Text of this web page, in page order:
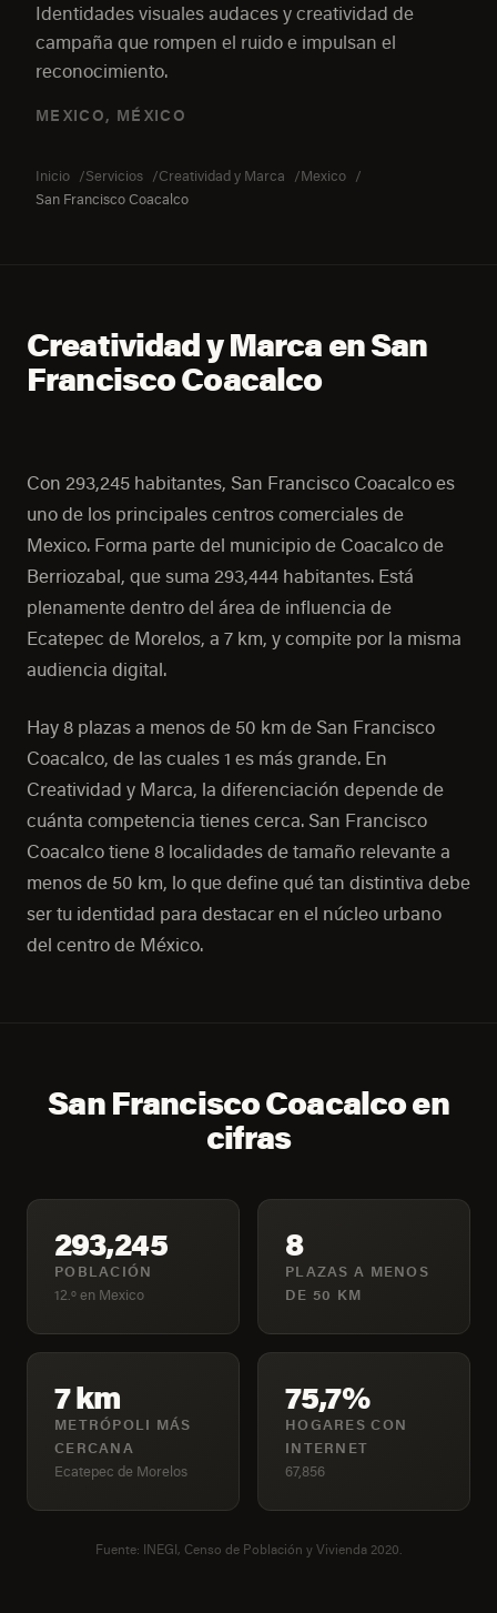
Identidades visuales audaces y creatividad de
campaña que rompen el ruido e impulsan el
reconocimiento.
MEXICO, MÉXICO
Inicio Servicios Creatividad y Marca
Mexico
San Francisco Coacalco
Creatividad y Marca en San
Francisco Coacalco
Con 293,245 habitantes, San Francisco Coacalco es
uno de los principales centros comerciales de
Mexico. Forma parte del municipio de Coacalco de
Berriozabal, que suma 293,444 habitantes. Está
plenamente dentro del área de influencia de
Ecatepec de Morelos, a 7 km, y compite por la misma
audiencia digital.
Hay 8 plazas a menos de 50 km de San Francisco
Coacalco, de las cuales 1 es más grande. En
Creatividad y Marca, la diferenciación depende de
cuánta competencia tienes cerca. San Francisco
Coacalco tiene 8 localidades de tamaño relevante a
menos de 50 km, lo que define qué tan distintiva debe
ser tu identidad para destacar en el núcleo urbano
del centro de México.
San Francisco Coacalco en
cifras
293,245
POBLACIÓN
12.º en Mexico
8
PLAZAS A MENOS
DE 50 KM
7 km
METRÓPOLI MÁS
CERCANA
Ecatepec de Morelos
75,7%
HOGARES CON
INTERNET
67,856
Fuente: INEGI, Censo de Población y Vivienda 2020.